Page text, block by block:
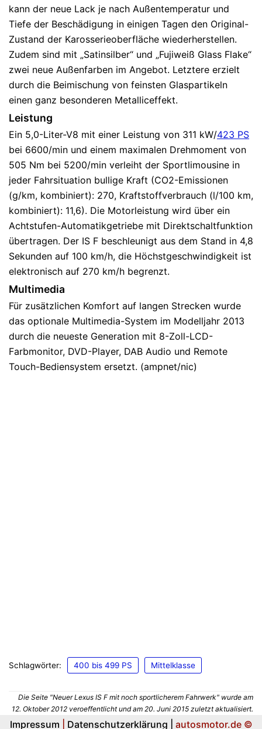
kann der neue Lack je nach Außentemperatur und
Tiefe der Beschädigung in einigen Tagen den Original-
Zustand der Karosserieoberfläche wiederherstellen.
Zudem sind mit „Satinsilber“ und „Fujiweiß Glass Flake“
zwei neue Außenfarben im Angebot. Letztere erzielt
durch die Beimischung von feinsten Glaspartikeln
einen ganz besonderen Metalliceffekt.
Leistung
Ein 5,0-Liter-V8 mit einer Leistung von 311 kW/423 PS
bei 6600/min und einem maximalen Drehmoment von
505 Nm bei 5200/min verleiht der Sportlimousine in
jeder Fahrsituation bullige Kraft (CO2-Emissionen
(g/km, kombiniert): 270, Kraftstoffverbrauch (l/100 km,
kombiniert): 11,6). Die Motorleistung wird über ein
Achtstufen-Automatikgetriebe mit Direktschaltfunktion
übertragen. Der IS F beschleunigt aus dem Stand in 4,8
Sekunden auf 100 km/h, die Höchstgeschwindigkeit ist
elektronisch auf 270 km/h begrenzt.
Multimedia
Für zusätzlichen Komfort auf langen Strecken wurde
das optionale Multimedia-System im Modelljahr 2013
durch die neueste Generation mit 8-Zoll-LCD-
Farbmonitor, DVD-Player, DAB Audio und Remote
Touch-Bediensystem ersetzt. (ampnet/nic)
Schlagwörter: 400 bis 499 PS Mittelklasse
Die Seite "Neuer Lexus IS F mit noch sportlicherem Fahrwerk" wurde am
12. Oktober 2012 veroeffentlicht und am 20. Juni 2015 zuletzt aktualisiert.
Impressum Datenschutzerklärung | autosmotor.de ©